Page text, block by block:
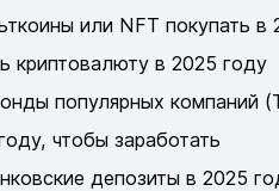
или NFT покупать в
криптовалюту в 2025 году
популярных компаний
чтобы заработать
депозиты в 2025